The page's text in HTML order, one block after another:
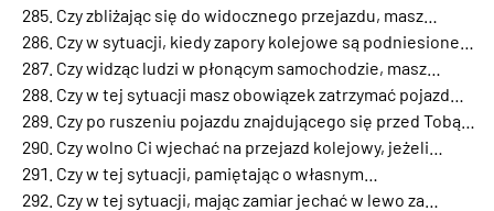
Czy zbliżając się do widocznego przejazdu, masz…
Czy w sytuacji, kiedy zapory kolejowe są podniesione…
Czy widząc ludzi w płonącym samochodzie, masz…
Czy w tej sytuacji masz obowiązek zatrzymać pojazd…
Czy po ruszeniu pojazdu znajdującego się przed Tobą…
Czy wolno Ci wjechać na przejazd kolejowy, jeżeli…
Czy w tej sytuacji, pamiętając o własnym…
Czy w tej sytuacji, mając zamiar jechać w lewo za…